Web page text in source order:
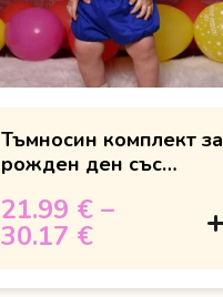
Тъмносин комплект за
рожден ден със
21.99 € –
30.17 €